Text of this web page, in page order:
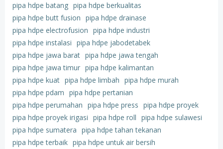
pipa hdpe batang pipa hdpe berkualitas
pipa hdpe butt fusion pipa hdpe drainase
pipa hdpe electrofusion pipa hdpe industri
pipa hdpe instalasi pipa hdpe jabodetabek
pipa hdpe jawa barat pipa hdpe jawa tengah
pipa hdpe jawa timur pipa hdpe kalimantan
pipa hdpe kuat pipa hdpe limbah pipa hdpe murah
pipa hdpe pdam pipa hdpe pertanian
pipa hdpe perumahan pipa hdpe press pipa hdpe proyek
pipa hdpe proyek irigasi pipa hdpe roll pipa hdpe sulawesi
pipa hdpe sumatera pipa hdpe tahan tekanan
pipa hdpe terbaik pipa hdpe untuk air bersih